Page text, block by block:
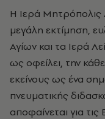
Η Ιερά Μητρόπολις
μεγάλη εκτίμηση,
Αγίων και τα Ιερά
ως οφείλει, την
εκείνους ως ένα
πνευματικής
αποφαίνεται για